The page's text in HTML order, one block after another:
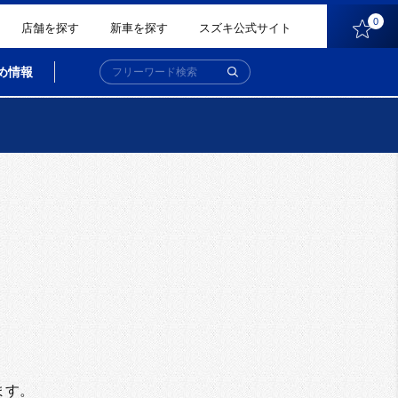
店舗を探す 新車を探す スズキ公式サイト 0
情報
す。